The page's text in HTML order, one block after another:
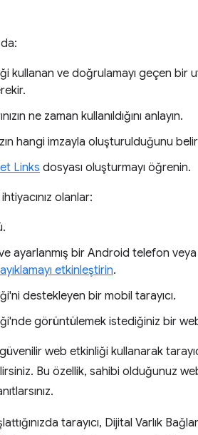
kullanan ve doğrulamayı geçen bir
ne zaman kullanıldığını anlayın.
hangi imzayla oluşturulduğunu
Links dosyası oluşturmayı öğrenin.
olanlar:
ayarlanmış bir Android telefon
etkinleştirin.
destekleyen bir mobil tarayıcı.
görüntülemek istediğiniz bir
web etkinliği kullanarak
Bu özellik, sahibi olduğunuz web
tarayıcı, Dijital Varlık